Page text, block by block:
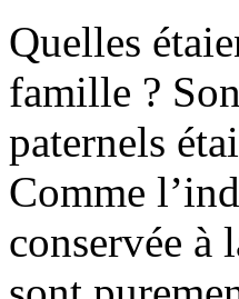
Quelles
famille ?
paternels
Comme
conservée à